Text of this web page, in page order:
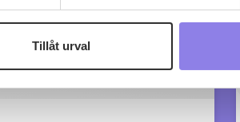
att du är 25 år eller äldre.
Tillåt urval